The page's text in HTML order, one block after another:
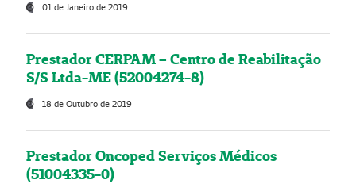
01 de Janeiro de 2019
Prestador CERPAM – Centro de Reabilitação
S/S Ltda-ME (52004274-8)
18 de Outubro de 2019
Prestador Oncoped Serviços Médicos
(51004335-0)